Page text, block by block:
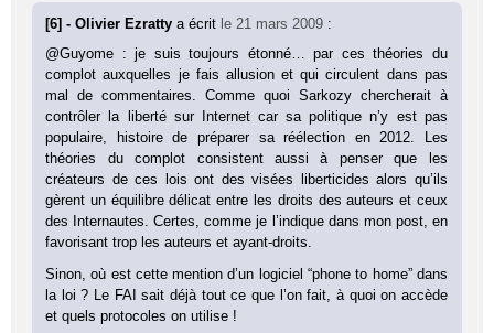
[6] - Olivier Ezrattya écrit le 21 mars 2009 :
@Guyome : je suis toujours étonné… par ces théories du
complot auxquelles je fais allusion et qui circulent dans pas
mal de commentaires. Comme quoi Sarkozy chercherait à
contrôler la liberté sur Internet car sa politique n’y est pas
populaire, histoire de préparer sa réélection en 2012. Les
théories du complot consistent aussi à penser que les
créateurs de ces lois ont des visées liberticides alors qu’ils
gèrent un équilibre délicat entre les droits des auteurs et ceux
des Internautes. Certes, comme je l’indique dans mon post, en
favorisant trop les auteurs et ayant-droits.
Sinon, où est cette mention d’un logiciel “phone to home” dans
la loi ? Le FAI sait déjà tout ce que l’on fait, à quoi on accède
et quels protocoles on utilise !